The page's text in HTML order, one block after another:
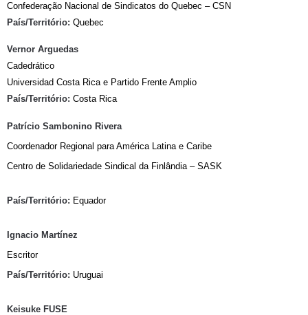
Confederação Nacional de Sindicatos do Quebec – CSN
País/Território: Quebec
Vernor Arguedas
Cadedrático
Universidad Costa Rica e Partido Frente Amplio
País/Território: Costa Rica
Patrício Sambonino Rivera
Coordenador Regional para América Latina e Caribe
Centro de Solidariedade Sindical da Finlândia – SASK
País/Território: Equador
Ignacio Martínez
Escritor
País/Território: Uruguai
Keisuke FUSE